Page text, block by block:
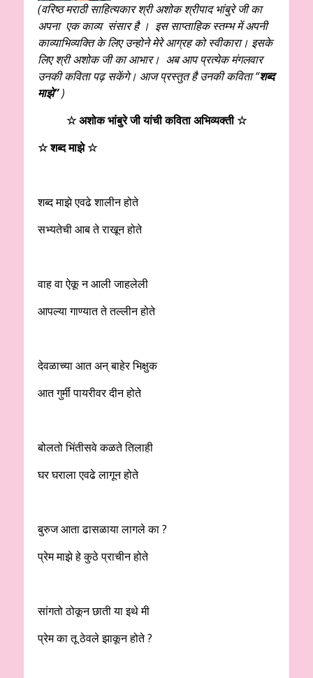
(वरिष्ठ मराठी साहित्यकारश्री अशोक श्रीपाद भांबुरे जीका
अपना एक काव्य संसार है । इससाप्ताहिक स्तम्भ में अपनी
काव्याभिव्यक्ति के लिए उन्होने मेरे आग्रह को स्वीकारा। इसके
लिए श्री अशोक जी का आभार। अब आप प्रत्येक मंगलवार
उनकी कविता पढ़ सकेंगे। आज प्रस्तुत है उनकी कविता “शब्द
माझे”)
☆ अशोक भांबुरे जी यांची कविता अभिव्यक्ती ☆
☆ शब्द माझे ☆
शब्द माझे एवढे शालीन होते
सभ्यतेची आब ते राखून होते
वाह वा ऐकू न आली जाहलेली
आपल्या गाण्यात ते तल्लीन होते
देवळाच्या आत अन् बाहेर भिक्षुक
आत गुर्मी पायरीवर दीन होते
बोलतो भिंतीसवे कळते तिलाही
घर घराला एवढे लागून होते
बुरुज आता ढासळाया लागले का ?
प्रेम माझे हे कुठे प्राचीन होते
सांगतो ठोकून छाती या इथे मी
प्रेम का तू ठेवले झाकून होते ?